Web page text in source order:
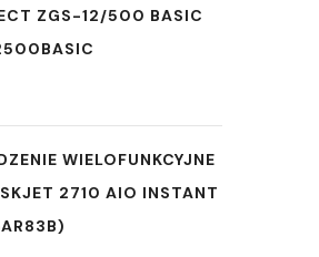
ZGS-12/500 BASIC
WIELOFUNKCYJNE
2710 AIO INSTANT